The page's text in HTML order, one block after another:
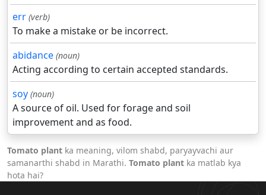
err (verb)
To make a mistake or be incorrect.
abidance (noun)
Acting according to certain accepted standards.
soy (noun)
A source of oil. Used for forage and soil
improvement and as food.
Tomato plant ka meaning, vilom shabd, paryayvachi aur
samanarthi shabd in Marathi. Tomato plant ka matlab kya
hota hai?